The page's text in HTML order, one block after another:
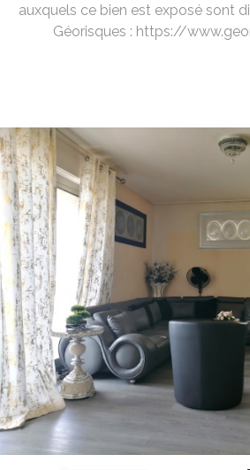
auxquels ce bien est exposé sont
Géorisques : https://